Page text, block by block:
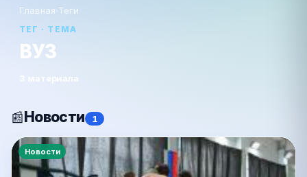
Главная Теги
ТЕГ · ТЕМА
ВУЗ
3 материала
📰Новости 1
Новости